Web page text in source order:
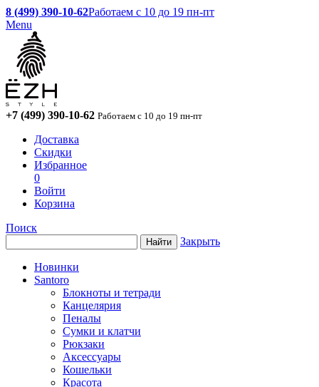
8 (499) 390-10-62Работаем с 10 до 19 пн-пт
Menu
+7 (499) 390-10-62 Работаем с 10 до 19 пн-пт
Доставка
Скидки
Избранное
0
Войти
Корзина
Поиск
Закрыть
Новинки
Santoro
Блокноты и тетради
Канцелярия
Пеналы
Сумки и клатчи
Рюкзаки
Аксессуары
Кошельки
Красота